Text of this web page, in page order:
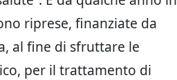
riprese, finanziate da
al fine di sfruttare le
per il trattamento di